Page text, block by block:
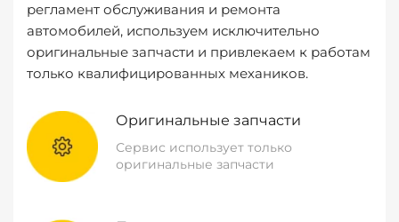
регламент обслуживания и ремонта
автомобилей, используем исключительно
оригинальные запчасти и привлекаем к работам
только квалифицированных механиков.
Оригинальные запчасти
Сервис использует только
оригинальные запчасти